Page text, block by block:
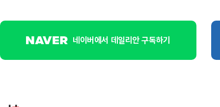
네이버에서 데일리안 구독하기